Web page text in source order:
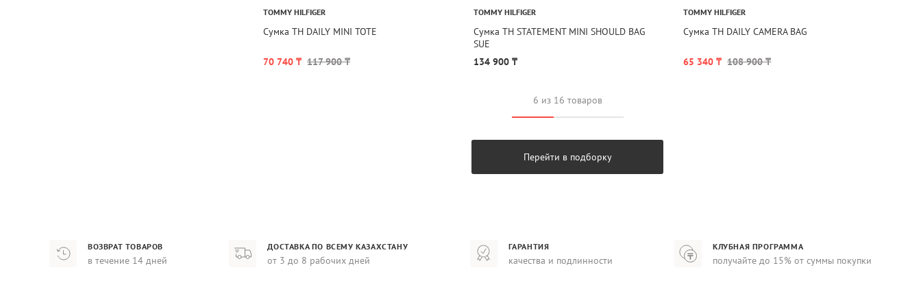
TOMMY HILFIGER
Сумка TH DAILY MINI TOTE
70 740 ₸ 117 900 ₸
TOMMY HILFIGER
Сумка TH STATEMENT MINI SHOULD BAG
SUE
134 900 ₸
TOMMY HILFIGER
Сумка TH DAILY CAMERA BAG
65 340 ₸ 108 900 ₸
6 из 16 товаров
Перейти в подборку
ВОЗВРАТ ТОВАРОВ
в течение 14 дней
ДОСТАВКА ПО ВСЕМУ КАЗАХСТАНУ
от 3 до 8 рабочих дней
ГАРАНТИЯ
качества и подлинности
КЛУБНАЯ ПРОГРАММА
получайте до 15% от суммы покупки